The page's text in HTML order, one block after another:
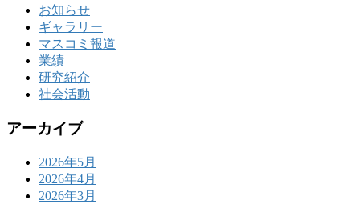
お知らせ
ギャラリー
マスコミ報道
業績
研究紹介
社会活動
アーカイブ
2026年5月
2026年4月
2026年3月